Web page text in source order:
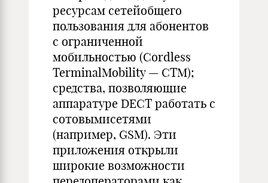
ресурсам сетейобщего
пользования для абонентов
с ограниченной
мобильностью (Cordless
TerminalMobility — CTM);
средства, позволяющие
аппаратуре DECT работать с
сотовымисетями
(например, GSM). Эти
приложения открыли
широкие возможности